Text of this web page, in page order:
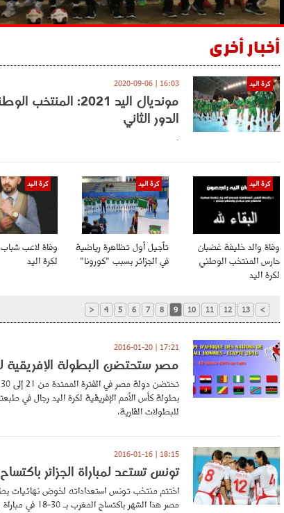
أخبار أخرى
كرة اليد 16:03 | 2020-09-06
مونديال اليد 2021:
الدور الثاني
.
كرة اليد
وفاة والد خليفة غضبان
حارس المنتخب الوطني
لكرة اليد
كرة اليد
تأجيل أول تظاهرة رياضية
في الجزائر بسبب "كورونا"
كرة اليد
وفاة لاعب
لكرة اليد
< 4 5 6 7 8 9 10 11 12 13 >
17:21 | 2016-01-20
مصر ستحتضن البطولة الإفريقية
للبطولات القارية،
18:15 | 2016-01-16
تونس تستعد لمباراة الجزائر
اختتم منتخب تونس استعداداته لخوض نهائيات
مصر هذا الشهر باكتساح المغرب بـ 30-18 في مباراة ودية بينهما اليوم السبت.